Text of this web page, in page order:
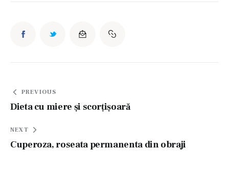
Navigare
în
articole
PREVIOUS
Dieta cu miere şi scorţişoară
NEXT
Cuperoza, roseata permanenta din obraji